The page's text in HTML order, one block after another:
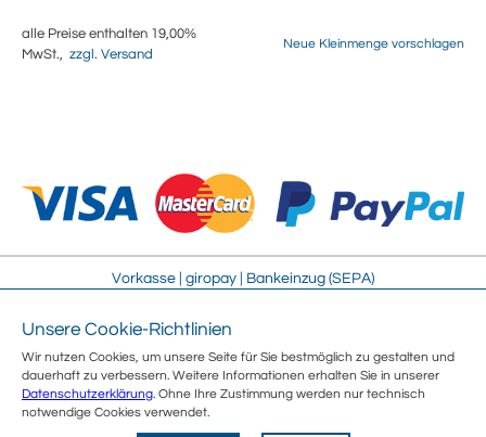
alle Preise enthalten 19,00%
MwSt., zzgl. Versand
Neue Kleinmenge vorschlagen
Vorkasse | giropay | Bankeinzug (SEPA)
AGB
Sicherheit
Datenschutz
Umweltschutz
Sitemap
Kontakt
Unsere Cookie-Richtlinien
Wir nutzen Cookies, um unsere Seite für Sie bestmöglich zu gestalten und
dauerhaft zu verbessern. Weitere Informationen erhalten Sie in unserer
Datenschutzerklärung. Ohne Ihre Zustimmung werden nur technisch
notwendige Cookies verwendet.